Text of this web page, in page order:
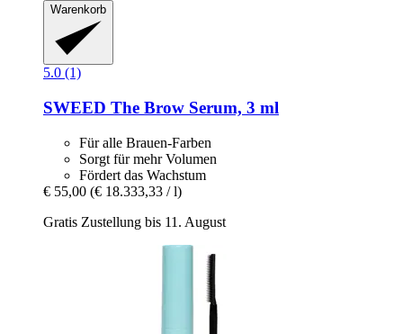
Warenkorb
5.0 (1)
SWEED The Brow Serum, 3 ml
Für alle Brauen-Farben
Sorgt für mehr Volumen
Fördert das Wachstum
€ 55,00 (€ 18.333,33 / l)
Gratis Zustellung bis 11. August